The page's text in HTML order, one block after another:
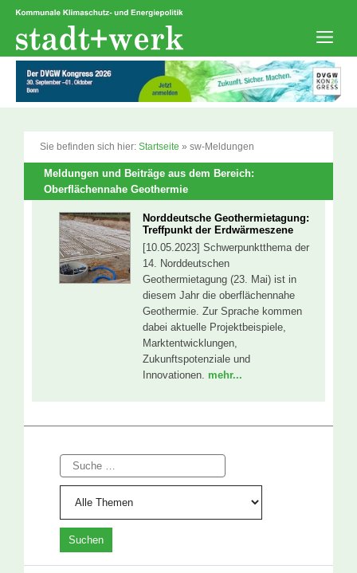
Zum
springen
Sie befinden sich hier: Startseite » sw-Meldungen
Meldungen und Beiträge aus dem Bereich:
Oberflächennahe Geothermie
Norddeutsche Geothermietagung:
Treffpunkt der Erdwärmeszene
[10.05.2023] Schwerpunktthema der
14. Norddeutschen
Geothermietagung (23. Mai) ist in
diesem Jahr die oberflächennahe
Geothermie. Zur Sprache kommen
dabei aktuelle Projektbeispiele,
Marktentwicklungen,
Zukunftspotenziale und
Innovationen. mehr...
Suche